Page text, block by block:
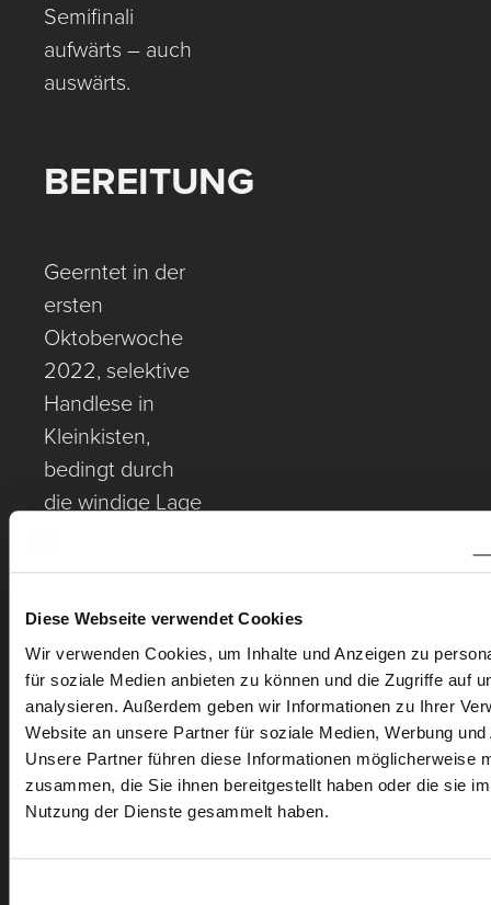
Diese Webseite verwendet Cookies
Wir verwenden Cookies, um Inhalte und Anzeigen zu
für soziale Medien anbieten zu können und die Zugriffe auf
analysieren. Außerdem geben wir Informationen zu Ihrer
Website an unsere Partner für soziale Medien, Werbung
Unsere Partner führen diese Informationen möglicherweise
zusammen, die Sie ihnen bereitgestellt haben oder die sie
Nutzung der Dienste gesammelt haben.
Semifinali
aufwärts – auch
auswärts.
BEREITUNG
Geerntet in der
ersten
Oktoberwoche
2022, selektive
Handlese in
Kleinkisten,
bedingt durch
die windige Lage
Boden, sowie
perfekte Reife.
Gillesberg – die
höchste
Erhebung von
Rust –